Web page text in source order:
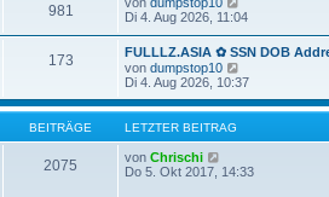
a
g
B
e
i
t
a
g
s
r
e
i
t
a
981
e
e
s
e
r
B
i
r
Di 4. Aug 2026, 11:04
173
FULLLZ.ASIA ✿ SSN DOB
von dumpstop10
e
e
t
r
Di 4. Aug 2026, 10:37
BEITRÄGE LETZTER BEITRAG
2075 von Chrischi
e
Do 5. Okt 2017, 14:33